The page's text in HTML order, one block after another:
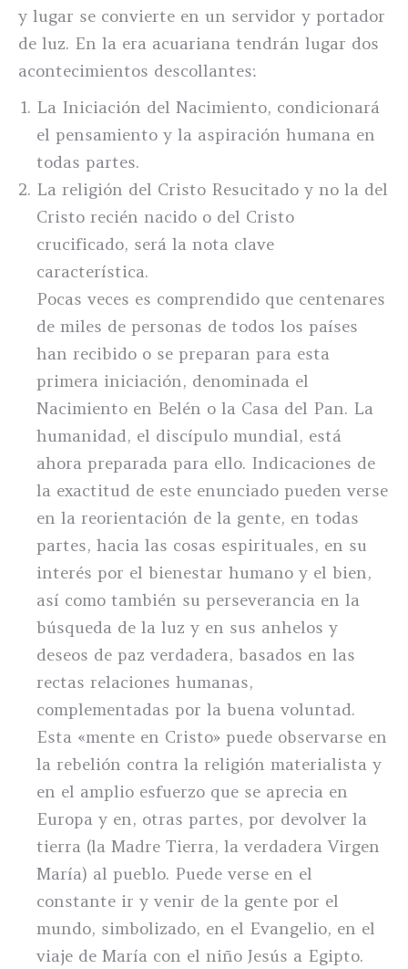
y lugar se convierte en un servidor y portador
de luz. En la era acuariana tendrán lugar dos
acontecimientos descollantes:
La Iniciación del Nacimiento, condicionará
el pensamiento y la aspiración humana en
todas partes.
La religión del Cristo Resucitado y no la del
Cristo recién nacido o del Cristo
crucificado, será la nota clave
característica.
Pocas veces es comprendido que centenares
de miles de personas de todos los países
han recibido o se preparan para esta
primera iniciación, denominada el
Nacimiento en Belén o la Casa del Pan. La
humanidad, el discípulo mundial, está
ahora preparada para ello. Indicaciones de
la exactitud de este enunciado pueden verse
en la reorientación de la gente, en todas
partes, hacia las cosas espirituales, en su
interés por el bienestar humano y el bien,
así como también su perseverancia en la
búsqueda de la luz y en sus anhelos y
deseos de paz verdadera, basados en las
rectas relaciones humanas,
complementadas por la buena voluntad.
Esta «mente en Cristo» puede observarse en
la rebelión contra la religión materialista y
en el amplio esfuerzo que se aprecia en
Europa y en, otras partes, por devolver la
tierra (la Madre Tierra, la verdadera Virgen
María) al pueblo. Puede verse en el
constante ir y venir de la gente por el
mundo, simbolizado, en el Evangelio, en el
viaje de María con el niño Jesús a Egipto.